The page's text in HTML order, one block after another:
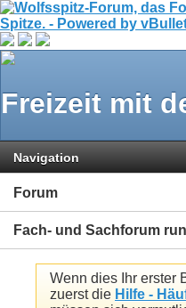
Freizeit mit
Navigation
Forum
Fach- und Sachforum
Wenn dies Ihr erster
zuerst die Hilfe -